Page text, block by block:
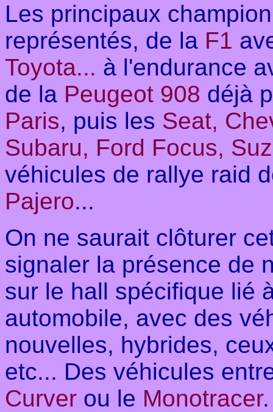
Les principaux
représentés, de la F1
Toyota... à l'endurance
de la Peugeot 908 déjà
Paris, puis les Seat,
Subaru, Ford Focus,
véhicules de rallye raid
Pajero...
On ne saurait clôturer
signaler la présence de
sur le hall spécifique lié
automobile, avec des
nouvelles, hybrides,
etc... Des véhicules
Curver ou le Monotracer.